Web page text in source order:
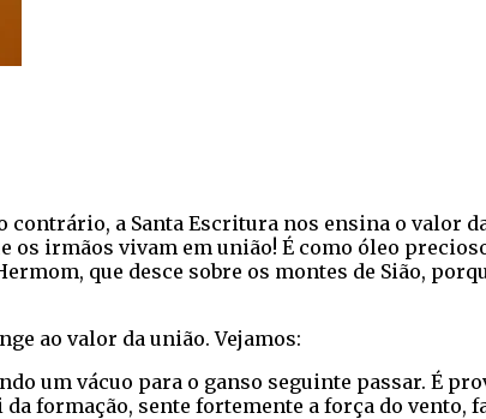
a Santa Escritura nos ensina o valor
os irmãos vivam em união! É como óleo
que desce sobre os montes de Sião,
ao valor da união. Vejamos:
um vácuo para o ganso seguinte passar. É
formação, sente fortemente a força do vento,